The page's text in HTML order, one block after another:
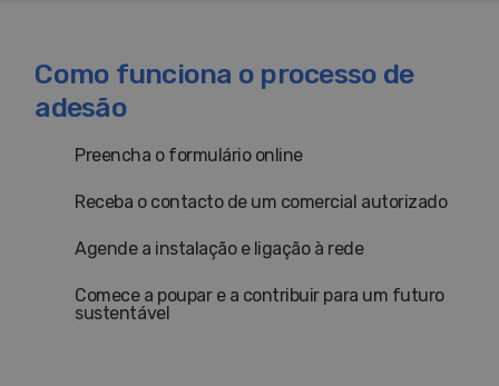
Como funciona o processo de
adesão
Preencha o formulário online
Receba o contacto de um comercial autorizado
Agende a instalação e ligação à rede
Comece a poupar e a contribuir para um futuro
sustentável